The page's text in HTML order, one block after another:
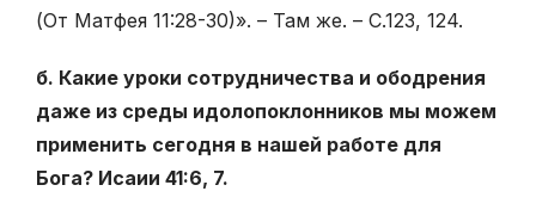
(От Матфея 11:28-30)». – Там же. – С.123, 124.
б. Какие уроки сотрудничества и ободрения
даже из среды идолопоклонников мы можем
применить сегодня в нашей работе для
Бога? Исаии 41:6, 7.